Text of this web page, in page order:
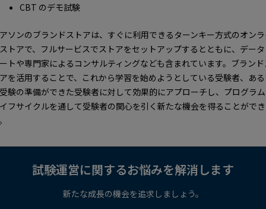
CBT のデモ試験
ソンのブランドストアは、すぐに利用できるターンキー方式のオン
トアで、フルサービスでストアをセットアップするとともに、デー
トや専門家によるコンサルティングなども含まれています。ブラン
を活用することで、これから学習を始めようとしている受験者、あ
験の準備ができた受験者に対して効果的にアプローチし、プログラ
フサイクルを通して受験者の関心を引く新たな機会を得ることがで
試験運営に関するお悩みを解消します
新たな成長の機会を追求しましょう。